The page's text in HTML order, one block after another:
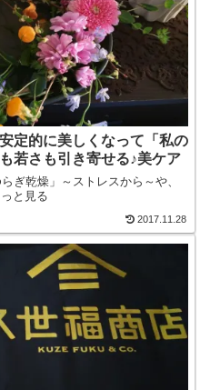
定的に美しくなって「私の
若さも引き寄せる♪美ケア
ぎ乾燥」～ストレスから～や、
と見る
2017.11.28